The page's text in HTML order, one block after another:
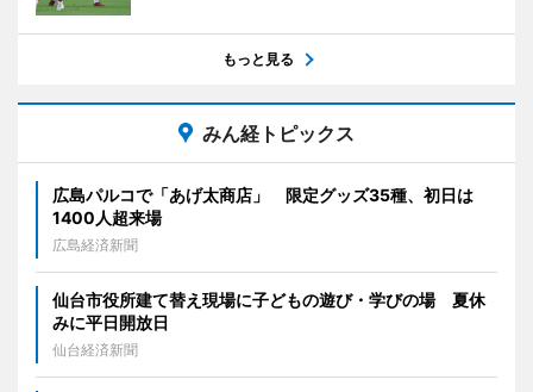
もっと見る
みん経トピックス
広島パルコで「あげ太商店」 限定グッズ35種、初日は
1400人超来場
広島経済新聞
仙台市役所建て替え現場に子どもの遊び・学びの場 夏休
みに平日開放日
仙台経済新聞